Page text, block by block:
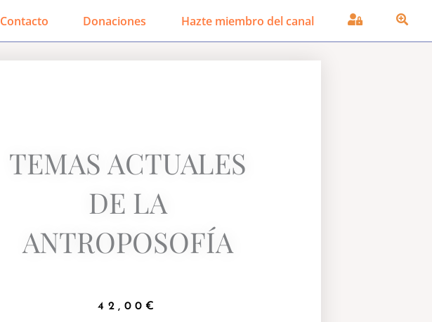
Contacto Donaciones Hazte miembro del canal
TEMAS ACTUALES
DE LA
ANTROPOSOFÍA
42,00€